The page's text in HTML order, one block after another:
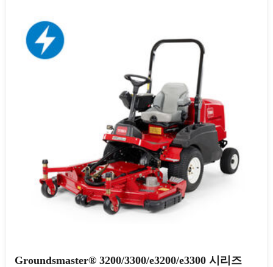
Groundsmaster® 3200/3300/e3200/e3300 시리즈